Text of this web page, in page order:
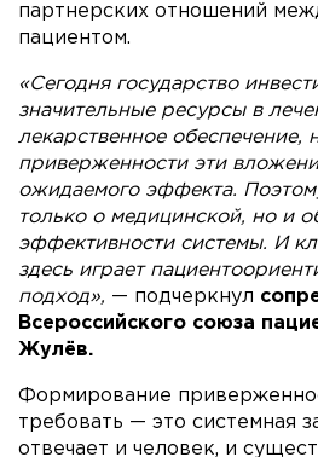
партнерских отношений
пациентом.
«Сегодня государство
значительные ресурсы в
лекарственное обеспечение,
приверженности эти
ожидаемого эффекта.
только о медицинской, но и
эффективности системы. И
здесь играет
подход», — подчеркнул
Всероссийского союза
Жулёв.
Формирование
требовать — это системная
отвечает и человек, и